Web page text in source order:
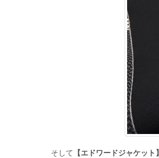
そして 【エドワードジャケット】